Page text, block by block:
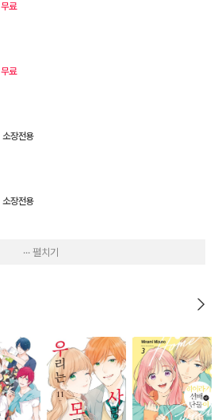
무료
무료
소장전용
소장전용
··· 펼치기